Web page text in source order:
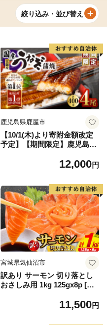
絞り込み・並び替え
鹿児島県鹿屋市
【10/1(木)より寄附金額改定
予定】【期間限定】鹿児島県
12,000円
宮城県気仙沼市
訳あり サーモン 切り落とし
おさしみ用 1kg 125gx8p [足
4313] 魚 魚介類 鮭 お刺し身
11,500円